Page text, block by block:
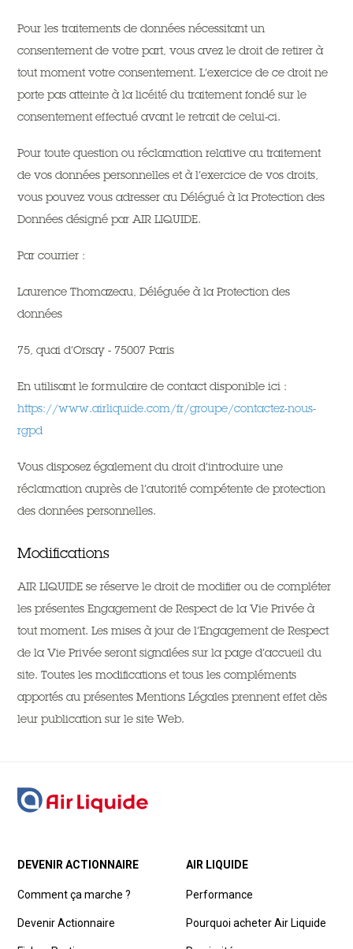
Pour les traitements de données nécessitant un
consentement de votre part, vous avez le droit de retirer à
tout moment votre consentement. L’exercice de ce droit ne
porte pas atteinte à la licéité du traitement fondé sur le
consentement effectué avant le retrait de celui-ci.
Pour toute question ou réclamation relative au traitement
de vos données personnelles et à l’exercice de vos droits,
vous pouvez vous adresser au Délégué à la Protection des
Données désigné par AIR LIQUIDE.
Par courrier :
Laurence Thomazeau, Déléguée à la Protection des
données
75, quai d’Orsay - 75007 Paris
En utilisant le formulaire de contact disponible ici :
https://www.airliquide.com/fr/groupe/contactez-nous-
rgpd
Vous disposez également du droit d’introduire une
réclamation auprès de l’autorité compétente de protection
des données personnelles.
Modifications
AIR LIQUIDE se réserve le droit de modifier ou de compléter
les présentes Engagement de Respect de la Vie Privée à
tout moment. Les mises à jour de l’Engagement de Respect
de la Vie Privée seront signalées sur la page d’accueil du
site. Toutes les modifications et tous les compléments
apportés au présentes Mentions Légales prennent effet dès
leur publication sur le site Web.
DEVENIR ACTIONNAIRE
Comment ça marche ?
Devenir Actionnaire
AIR LIQUIDE
Performance
Pourquoi acheter Air Liquide